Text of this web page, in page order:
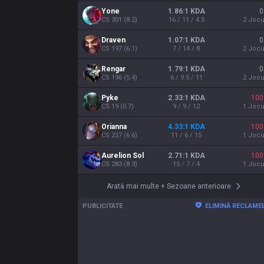
Yone
CS 301 (8.2)
1.86:1 KDA
16 / 11 / 4.5
0
2
Draven
CS 197 (6.1)
1.07:1 KDA
7 / 14 / 8
0
2
Rengar
CS 196 (5.4)
1.79:1 KDA
6 / 9.5 / 11
0
2
Pyke
CS 19 (0.7)
2.33:1 KDA
9 / 9 / 12
100
1
Orianna
CS 227 (6.6)
4.33:1 KDA
11 / 6 / 15
100
1
Aurelion Sol
CS 283 (8.3)
2.71:1 KDA
15 / 7 / 4
100
1
Arată mai multe+ Sezoane anterioare
PUBLICITATE ELIMINĂ